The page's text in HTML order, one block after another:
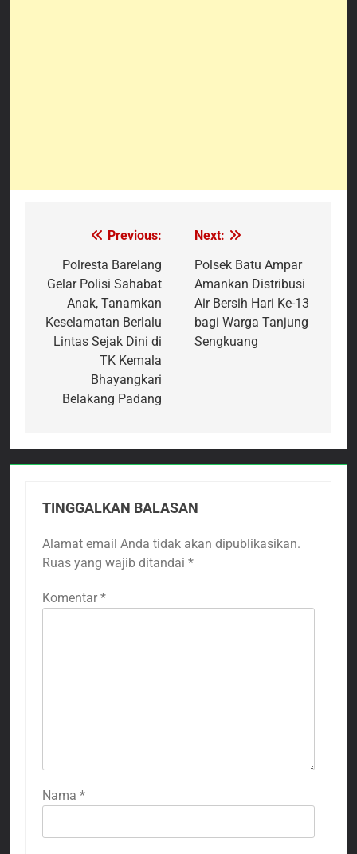
Navigasi
pos
Previous:
Polresta Barelang
Gelar Polisi Sahabat
Anak, Tanamkan
Keselamatan Berlalu
Lintas Sejak Dini di
TK Kemala
Bhayangkari
Belakang Padang
Next:
Polsek Batu Ampar
Amankan Distribusi
Air Bersih Hari Ke-13
bagi Warga Tanjung
Sengkuang
TINGGALKAN BALASAN
Alamat email Anda tidak akan dipublikasikan.
Ruas yang wajib ditandai *
Komentar *
Nama *